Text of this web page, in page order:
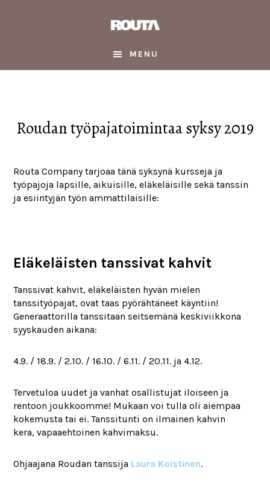
MENU
Roudan työpajatoimintaa syksy 2019
Routa Company tarjoaa tänä syksynä kursseja ja
työpajoja lapsille, aikuisille, eläkeläisille sekä tanssin
ja esiintyjän työn ammattilaisille:
Eläkeläisten tanssivat kahvit
Tanssivat kahvit, eläkeläisten hyvän mielen
tanssityöpajat, ovat taas pyörähtäneet käyntiin!
Generaattorilla tanssitaan seitsemänä keskiviikkona
syyskauden aikana:
4.9. / 18.9. / 2.10. / 16.10. / 6.11. / 20.11. ja 4.12.
Tervetuloa uudet ja vanhat osallistujat iloiseen ja
rentoon joukkoomme! Mukaan voi tulla oli aiempaa
kokemusta tai ei. Tanssitunti on ilmainen kahvin
kera, vapaaehtoinen kahvimaksu.
Ohjaajana Roudan tanssija Laura Koistinen.